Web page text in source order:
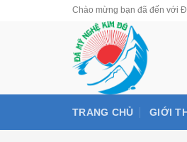
Chào mừng bạn đã đến với
TRANG CHỦ GIỚI